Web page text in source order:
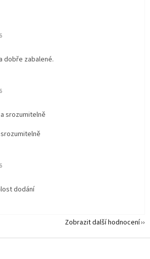
obchodu je 5 z 5 hvězdiček.
dobře zabalené.
obchodu je 5 z 5 hvězdiček.
srozumitelně
obchodu je 5 z 5 hvězdiček.
dodání
Zobrazit další hodnocení